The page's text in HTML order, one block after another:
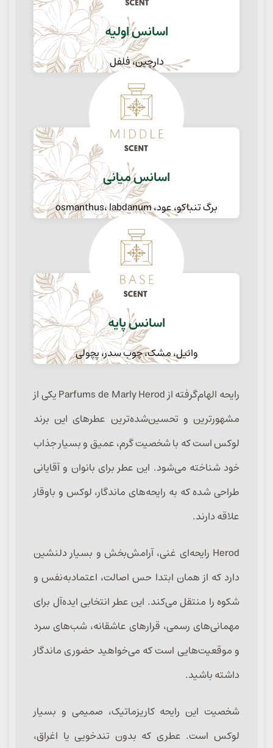
اسانس اولیه
دارچین، فلفل
اسانس میانی
برگ تنباکو، عود، osmanthus، labdanum
اسانس پایه
وانیل، مشک، چوب سدر، پچولی
رایحه الهام‌گرفته از Parfums de Marly Herod یکی از
مشهورترین و تحسین‌شده‌ترین عطرهای این برند
لوکس است که با شخصیت گرم، عمیق و بسیار جذاب
خود شناخته می‌شود. این عطر برای بانوان و آقایانی
طراحی شده که به رایحه‌های ماندگار، لوکس و باوقار
علاقه دارند.
Herod رایحه‌ای غنی، آرامش‌بخش و بسیار دلنشین
دارد که از همان ابتدا حس اصالت، اعتمادبه‌نفس و
شکوه را منتقل می‌کند. این عطر انتخابی ایده‌آل برای
مهمانی‌های رسمی، قرارهای عاشقانه، شب‌های سرد
و موقعیت‌هایی است که می‌خواهید حضوری ماندگار
داشته باشید.
شخصیت این رایحه کاریزماتیک، صمیمی و بسیار
لوکس است. عطری که بدون تندخویی یا اغراق،